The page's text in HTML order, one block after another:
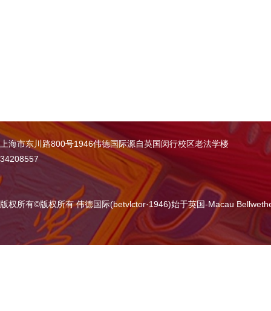
上海市东川路800号1946伟德国际源自英国闵行校区老法学楼
34208557
版权所有©版权所有 伟德国际(betvlctor·1946)始于英国-Macau